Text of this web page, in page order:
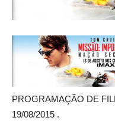
PROGRAMAÇÃO DE
19/08/2015 .